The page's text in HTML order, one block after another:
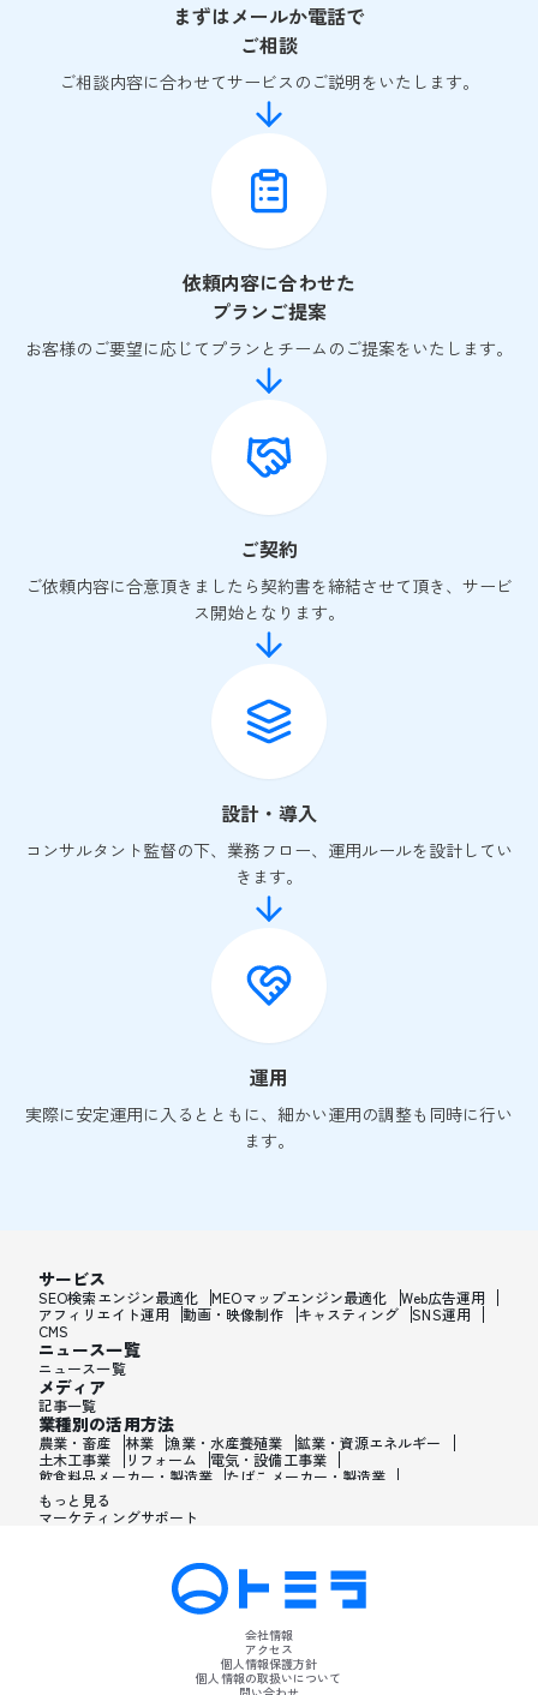
まずはメールか電話で
ご相談
ご相談内容に合わせてサービスのご説明をいたします。
依頼内容に合わせた
プランご提案
お客様のご要望に応じてプランとチームのご提案をいたします。
ご契約
ご依頼内容に合意頂きましたら契約書を締結させて頂き、サービ
ス開始となります。
設計・導入
コンサルタント監督の下、業務フロー、運用ルールを設計してい
きます。
運用
実際に安定運用に入るとともに、細かい運用の調整も同時に行い
ます。
サービス
SEO検索エンジン最適化 MEOマップエンジン最適化
Web広告運用
アフィリエイト運用
動画・映像制作 キャスティング
SNS運用
CMS
ニュース一覧
ニュース一覧
メディア
記事一覧
業種別の活用方法
農業・畜産 林業 漁業・水産養殖業
鉱業・資源エネルギー
土木工事業
リフォーム
電気・設備工事業
飲食料品メーカー・製造業
たばこメーカー・製造業
飼料・ペットフードメーカー・製造業
木材・建材メーカー・製造業
家具・オフィス用品メーカー・製造業
印刷・製本・印刷加工メーカー・製造業
医薬品メーカー・製造業
化粧品メーカー・製造業
香水メーカー・製造業
シャンプー・リンスメーカー・製造業
ワックス・整髪料・薄毛薬メーカー・製造業
歯磨き粉・日焼け止め・髭剃り用化粧品メーカー・製造業
石油・ゴム・プラスチックメーカー・製造業
皮革製造・皮革品メーカー・製造業
ガラス・炭素・コンクリート・陶磁器メーカー・製造業
もっと見る
マーケティングサポート
会社情報
アクセス
個人情報保護方針
個人情報の取扱いについて